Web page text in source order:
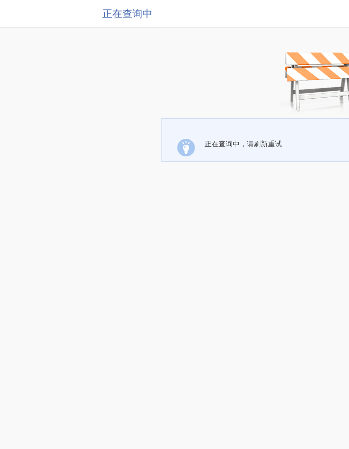
正在查询中
正在查询中，请刷新重试